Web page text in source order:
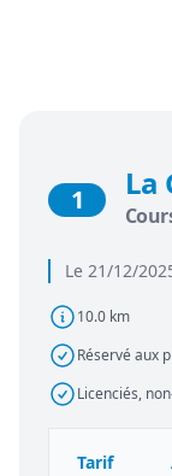
Le 21/12/
10.0 km
Réservé aux
Licenciés,
1 La
Tarif